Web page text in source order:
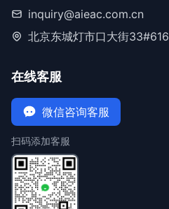
inquiry@aieac.com.cn
北京东城灯市口大街33#616
在线客服
微信咨询客服
扫码添加客服